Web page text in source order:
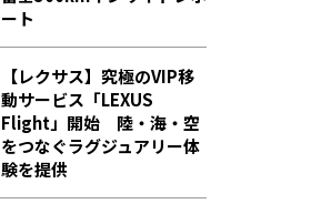
ート
【レクサス】究極のVIP移
動サービス「LEXUS
Flight」開始 陸・海・空
をつなぐラグジュアリー体
験を提供